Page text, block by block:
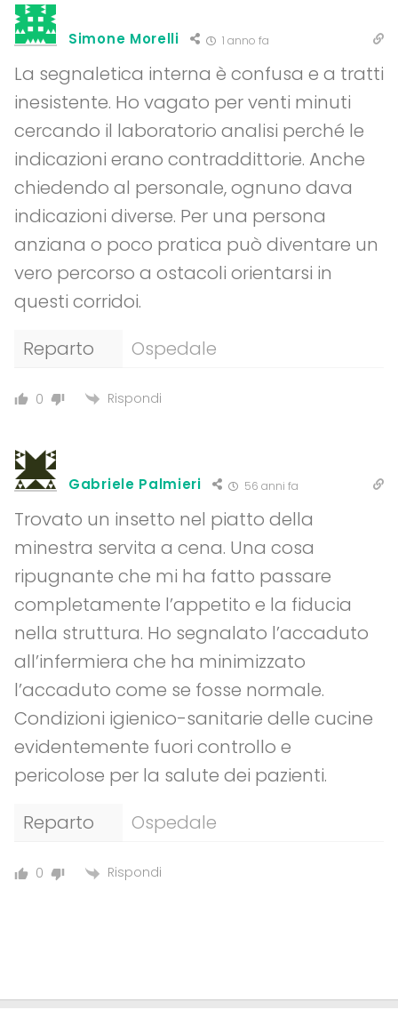
Simone Morelli 1 anno fa
La segnaletica interna è confusa e a tratti
inesistente. Ho vagato per venti minuti
cercando il laboratorio analisi perché le
indicazioni erano contraddittorie. Anche
chiedendo al personale, ognuno dava
indicazioni diverse. Per una persona
anziana o poco pratica può diventare un
vero percorso a ostacoli orientarsi in
questi corridoi.
Reparto
Ospedale
0 Rispondi
Gabriele Palmieri 56 anni fa
Trovato un insetto nel piatto della
minestra servita a cena. Una cosa
ripugnante che mi ha fatto passare
completamente l’appetito e la fiducia
nella struttura. Ho segnalato l’accaduto
all’infermiera che ha minimizzato
l’accaduto come se fosse normale.
Condizioni igienico-sanitarie delle cucine
evidentemente fuori controllo e
pericolose per la salute dei pazienti.
Reparto
Ospedale
0 Rispondi